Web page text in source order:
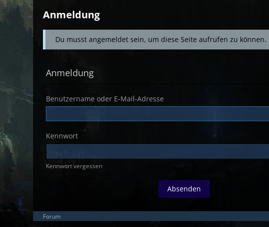
Forum
Anmeldung
Du musst angemeldet sein, um diese Seite aufrufen zu können.
Anmeldung
Benutzername oder E-Mail-Adresse
Kennwort
Kennwort vergessen